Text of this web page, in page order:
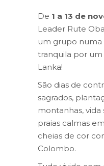
De 1 a 13 de
Leader Rute
um grupo
tranquila por
Lanka!
São dias de
sagrados,
montanhas, vida
praias calmas
cheias de cor
Colombo.